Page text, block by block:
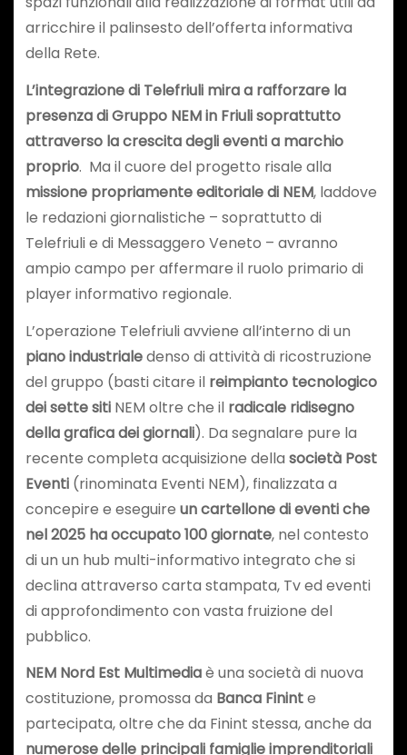
arricchire il palinsesto dell’offerta informativa
della Rete.
L’integrazione di Telefriuli mira a rafforzare la
presenza di Gruppo NEM in Friuli soprattutto
attraverso la crescita degli eventi a marchio
proprio. Ma il cuore del progetto risale alla
missione propriamente editoriale di NEM, laddove
le redazioni giornalistiche – soprattutto di
Telefriuli e di Messaggero Veneto – avranno
ampio campo per affermare il ruolo primario di
player informativo regionale.
L’operazione Telefriuli avviene all’interno di un
piano industrialedenso di attività di ricostruzione
del gruppo (basti citare il reimpianto tecnologico
dei sette sitiNEM oltre che il radicale ridisegno
della grafica dei giornali). Da segnalare pure la
recente completa acquisizione della società Post
Eventi(rinominata Eventi NEM), finalizzata a
concepire e eseguire un cartellone di eventi che
nel 2025 ha occupato 100 giornate, nel contesto
di un un hub multi-informativo integrato che si
declina attraverso carta stampata, Tv ed eventi
di approfondimento con vasta fruizione del
pubblico.
NEM Nord Est Multimediaè una società di nuova
costituzione, promossa da Banca Fininte
partecipata, oltre che da Finint stessa, anche da
numerose delle principali famiglie imprenditoriali